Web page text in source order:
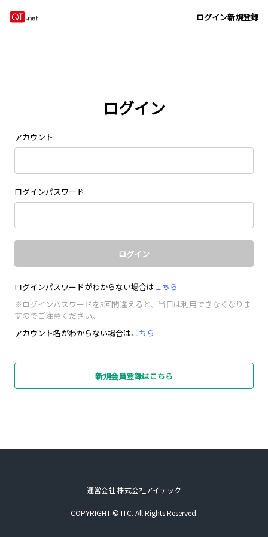
ログイン新規登録
ログイン
アカウント
ログインパスワード
ログイン
ログインパスワードがわからない場合はこちら
※ログインパスワードを3回間違えると、当日は利用できなくなりま
すのでご注意ください。
アカウント名がわからない場合はこちら
新規会員登録はこちら
運営会社 株式会社アイテック
COPYRIGHT © ITC. All Rights Reserved.